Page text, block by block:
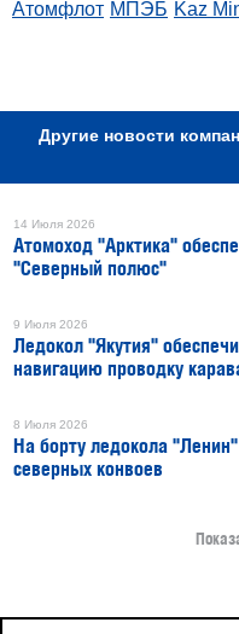
Атомфлот МПЭБ Kaz
Другие новости
14 Июля 2026
Атомоход "Арктика"
"Северный полюс"
9 Июля 2026
Ледокол "Якутия"
навигацию проводку
8 Июля 2026
На борту ледокола
северных конвоев